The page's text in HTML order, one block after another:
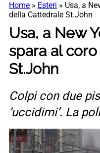
Home » Esteri » Usa, a
della Cattedrale St.John
Usa, a New
spara al
St.John
Colpi con due
‘uccidimi’. La